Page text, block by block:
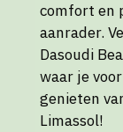
comfort en
aanrader.
Dasoudi
waar je
genieten
Limassol!